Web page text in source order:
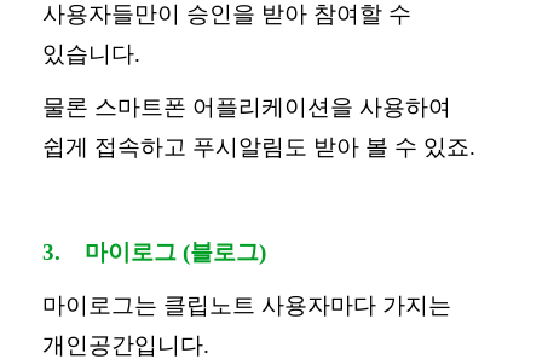
사용자들만이 승인을 받아 참여할 수
있습니다.
물론 스마트폰 어플리케이션을 사용하여
쉽게 접속하고 푸시알림도 받아 볼 수 있죠.
3. 마이로그 (블로그)
마이로그는 클립노트 사용자마다 가지는
개인공간입니다.